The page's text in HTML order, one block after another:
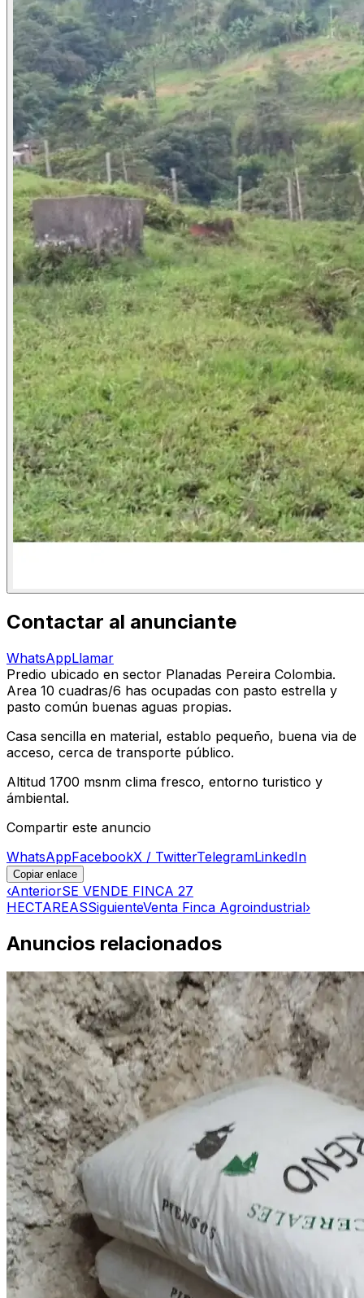
Contactar al anunciante
WhatsAppLlamar
Predio ubicado en sector Planadas Pereira Colombia.
Area 10 cuadras/6 has ocupadas con pasto estrella y
pasto común buenas aguas propias.
Casa sencilla en material, establo pequeño, buena via de
acceso, cerca de transporte público.
Altitud 1700 msnm clima fresco, entorno turistico y
ámbiental.
Compartir este anuncio
WhatsAppFacebookX / TwitterTelegramLinkedIn
Copiar enlace
‹AnteriorSE VENDE FINCA 27
HECTAREASSiguienteVenta Finca Agroindustrial›
Anuncios relacionados